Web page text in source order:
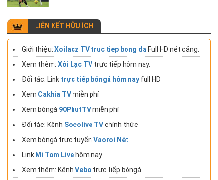
LIÊN KẾT HỮU ÍCH
Giới thiệu: Xoilacz TV truc tiep bong da Full HD nét căng.
Xem thêm: Xôi Lạc TV trực tiếp hôm nay.
Đối tác: Link trực tiếp bóngá hôm nay full HD
Xem Cakhia TVmiễn phí
Xem bóngá 90PhutTVmiễn phí
Đối tác: Kênh Socolive TVchính thức
Xem bóngá trực tuyến Vaoroi Nét
Link Mi Tom Live hôm nay
Xem thêm: Kênh Vebo trực tiếp bóngá